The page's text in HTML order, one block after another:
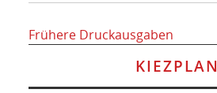
Frühere Druckausgaben
KIEZPLAN